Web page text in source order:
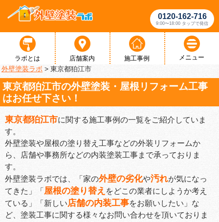
0120-162-716
9:00〜18:00 タップで発信
ラボとは 店舗案内 施工事例 メニュー
外壁塗装ラボ > 東京都狛江市
東京都狛江市の外壁塗装・屋根リフォーム工事
はお任せ下さい！
東京都狛江市に関する施工事例の一覧をご紹介していま
す。
外壁塗装や屋根の塗り替え工事などの外装リフォームか
ら、店舗や事務所などの内装塗装工事まで承っておりま
す。
外壁塗装ラボでは、「家の外壁の劣化や汚れが気になっ
てきた」「 屋根の塗り替え をどこの業者にしようか考え
ている」「新しい店舗の内装工事をお願いしたい」な
ど、塗装工事に関する様々なお問い合わせを頂いておりま